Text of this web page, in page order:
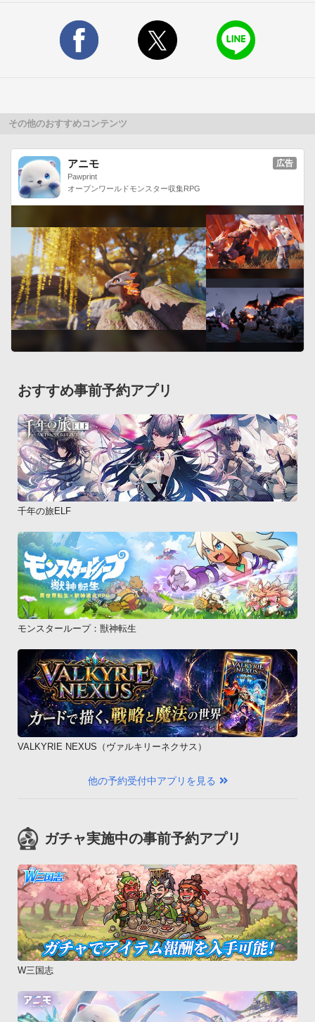
※ライブ壁紙を終了させる場合、タスクキラー等タスク終了ア
プリを使うと、正常に終了できない場合がございます。他の壁
す。
壁紙を設定後、再設定頂くことで、改善されます。こちらはOS
の仕様であり、OS2.2で改善されております。
【新機能追加！ライブ壁紙とテーマが使い放題！】
月額会員に登録するとライブ壁紙、テーマが使い放題！
ライブ壁紙とテーマでもっとカスタマイズしよう！
■月額会員とは？
・毎月月額料金でuistoreが配信しているライブ壁紙、テーマが
フルバージョンで使い放題になるお得なサービスです。
・月額対応コンテンツは続々追加予定です。
※一部コンテンツは対象外となります。
・Final LauncherダウンロードURL
https://play.google.com/store/apps/details?
id=uistore.fieldsystem.final_launcher
・対応機種:Android 2.3.3以上■月額会員登録の方法
・Final Launcherのメニューボタン押下後[ホーム設定]内、「月
額会員」より登録することが出来ます。
・月額会員対象の無料版ライブ壁紙のホーム画面に表示される
広告より登録することが出来ます。※月額会員状態でも「Final
壁紙は期間制限付き版に戻ってしまいますのでご注意くださ
い。
月額会員登録でのライブ壁紙、テーマのフルバージョンでのご
利用は「Final Launcher」のみで動作します。
その他のホームアプリでは期間制限付き版に戻りますのでご注
意下さい。
その他のおすすめコンテンツ
アニモ
Pawprint
オープンワールドモンスター収集RPG
広告
おすすめ事前予約アプリ
千年の旅ELF
モンスターループ：獣神転生
VALKYRIE NEXUS（ヴァルキリーネクサス）
他の予約受付中アプリを見る
ガチャ実施中の事前予約アプリ
W三国志